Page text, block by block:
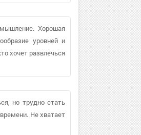
мышление. Хорошая
уровней и
хочет развлечься
но трудно стать
Не хватает